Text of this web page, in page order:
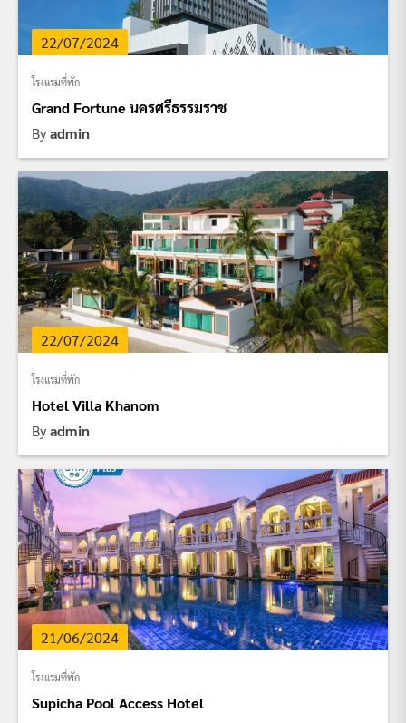
22/07/2024
โรงแรมที่พัก
Grand Fortune นครศรีธรรมราช
Byadmin
22/07/2024
โรงแรมที่พัก
Hotel Villa Khanom
Byadmin
21/06/2024
โรงแรมที่พัก
Supicha Pool Access Hotel